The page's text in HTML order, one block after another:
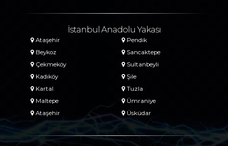
İstanbul Anadolu Yakası
Ataşehir
Beykoz
Çekmeköy
Kadıköy
Kartal
Maltepe
Ataşehir
Pendik
Sancaktepe
Sultanbeyli
Şile
Tuzla
Ümraniye
Üsküdar